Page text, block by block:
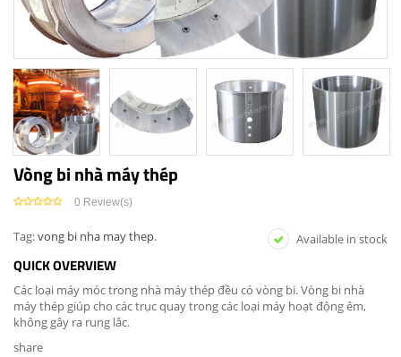
Vòng bi nhà máy thép
0 Review(s)
Available in stock
QUICK OVERVIEW
Các loại máy móc trong nhà máy thép đều có vòng bi. Vòng bi nhà
máy thép giúp cho các trục quay trong các loại máy hoạt động êm,
không gây ra rung lắc.
Tag:vong bi nha may thep.
share